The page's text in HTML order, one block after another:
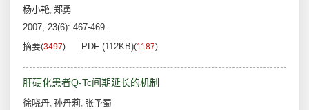
杨小艳, 郑勇
2007, 23(6): 467-469.
摘要(3497) PDF (112KB)(1187)
肝硬化患者Q-Tc间期延长的机制
徐晓丹, 孙丹莉, 张予蜀